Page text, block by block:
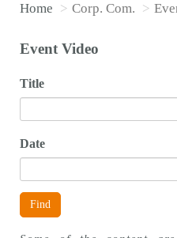
Home Corp. Com.
Event Video
Title
Date
Find